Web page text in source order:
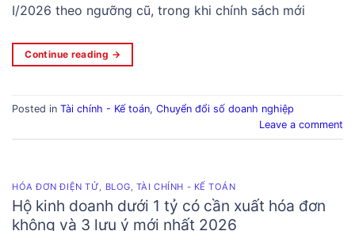
I/2026 theo ngưỡng cũ, trong khi chính sách mới
Continue reading →
Posted in Tài chính - Kế toán, Chuyển đổi số doanh nghiệp
Leave a comment
HÓA ĐƠN ĐIỆN TỬ, BLOG, TÀI CHÍNH - KẾ TOÁN
Hộ kinh doanh dưới 1 tỷ có cần xuất hóa đơn
không và 3 lưu ý mới nhất 2026